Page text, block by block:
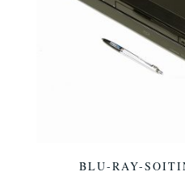
BLU-RAY-